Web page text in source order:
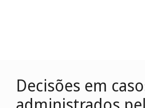
Decisões em